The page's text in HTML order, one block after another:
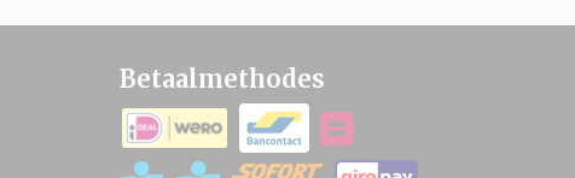
Betaalmethodes